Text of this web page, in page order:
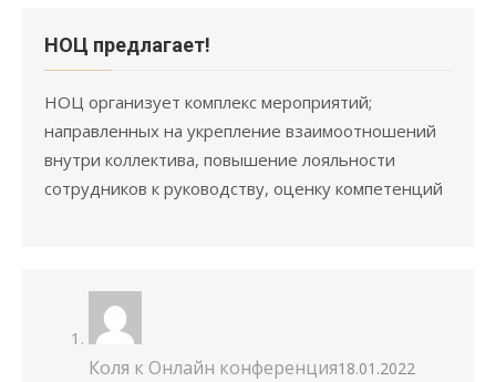
НОЦ предлагает!
НОЦ организует комплекс мероприятий;
направленных на укрепление взаимоотношений
внутри коллектива, повышение лояльности
сотрудников к руководству, оценку компетенций
Коля к Онлайн конференция18.01.2022